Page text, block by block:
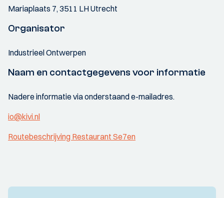
Mariaplaats 7, 3511 LH Utrecht
Organisator
Industrieel Ontwerpen
Naam en contactgegevens voor informatie
Nadere informatie via onderstaand e-mailadres.
io@kivi.nl
Routebeschrijving Restaurant Se7en